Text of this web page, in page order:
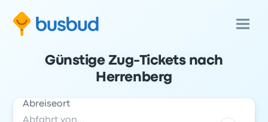
Günstige Zug-Tickets nach
Herrenberg
Abreiseort